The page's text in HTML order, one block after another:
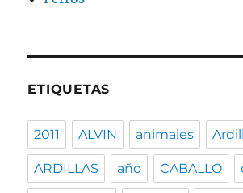
ETIQUETAS
2011 ALVIN animales
ARDILLAS año CABALLO